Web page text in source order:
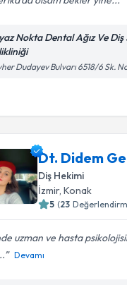
Nokta Dental Ağız Ve Diş
Dudayev Bulvarı 6518/6 Sk.
Dt. Didem
Diş Hekimi
İzmir, Konak
5 (23
uzman ve hasta
Devamı